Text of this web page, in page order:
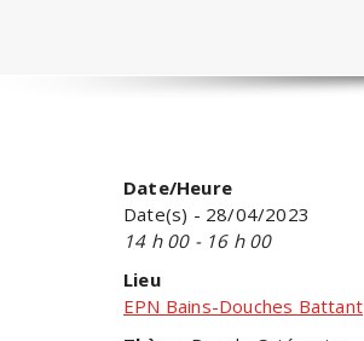
Date/Heure
Date(s) - 28/04/2023
14 h 00 - 16 h 00
Lieu
EPN Bains-Douches Battant